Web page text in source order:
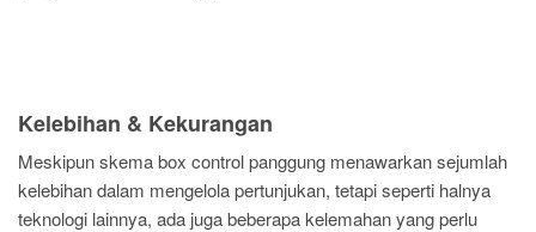
Kelebihan & Kekurangan
Meskipun skema box control panggung menawarkan sejumlah
kelebihan dalam mengelola pertunjukan, tetapi seperti halnya
teknologi lainnya, ada juga beberapa kelemahan yang perlu